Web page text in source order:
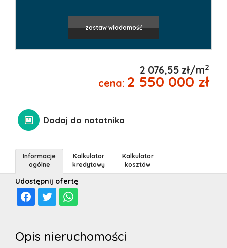
zostaw wiadomość
2 076,55 zł/m2
cena: 2 550 000 zł
Dodaj do notatnika
Udostępnij ofertę
Informacje
ogólne
Kalkulator
kredytowy
Kalkulator
kosztów
Opis nieruchomości